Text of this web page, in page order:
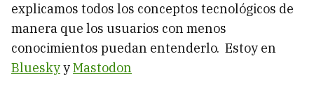
explicamos todos los conceptos tecnológicos de
manera que los usuarios con menos
conocimientos puedan entenderlo. Estoy en
BlueskyyMastodon